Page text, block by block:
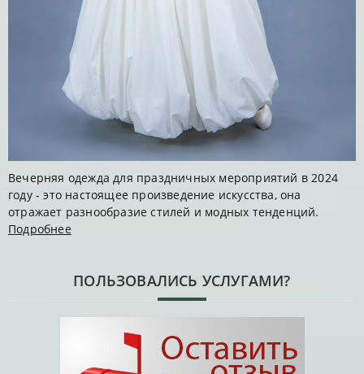
Вечерняя одежда для праздничных мероприятий в 2024
году - это настоящее произведение искусства, она
отражает разнообразие стилей и модных тенденций.
Подробнее
ПОЛЬЗОВАЛИСЬ УСЛУГАМИ?